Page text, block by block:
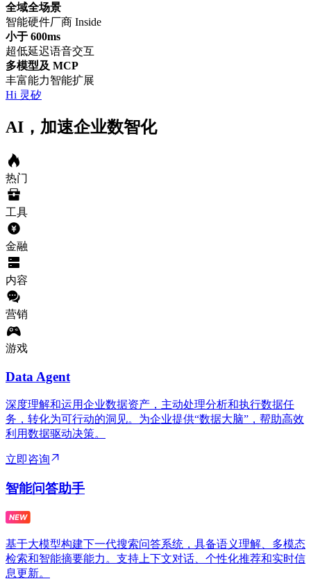
全域全场景
智能硬件厂商 Inside
小于 600ms
超低延迟语音交互
多模型及 MCP
丰富能力智能扩展
Hi 灵矽
AI，加速企业数智化
热门
工具
金融
内容
营销
游戏
Data Agent
深度理解和运用企业数据资产，主动处理分析和执行数据任
务，转化为可行动的洞见。为企业提供“数据大脑”，帮助高效
利用数据驱动决策。
立即咨询
智能问答助手
基于大模型构建下一代搜索问答系统，具备语义理解、多模态
检索和智能摘要能力。支持上下文对话、个性化推荐和实时信
息更新。